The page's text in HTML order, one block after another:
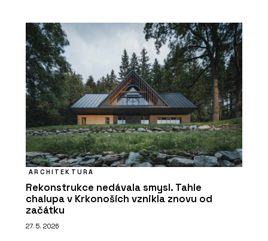
ARCHITEKTURA
Rekonstrukce nedávala smysl. Tahle
chalupa v Krkonoších vznikla znovu od
začátku
27. 5. 2026